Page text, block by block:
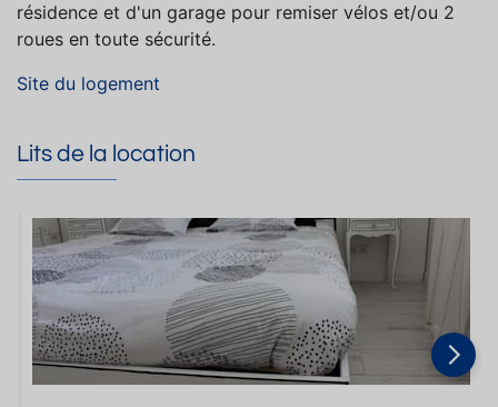
résidence et d'un garage pour remiser vélos et/ou 2
roues en toute sécurité.
Site du logement
Lits de la location